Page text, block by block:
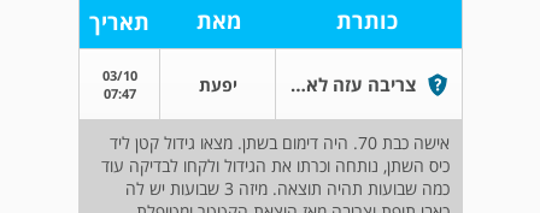
כותרת מאת תאריך
צריבה עזה לאחר הוצאת קטטר יפעת
03/10
07:47
אישה כבת 70. היה דימום בשתן. מצאו גידול קטן ליד
כיס השתן, נותחה וכרתו את הגידול ולקחו לבדיקה עוד
כמה שבועות תהיה תוצאה. מיזה 3 שבועות יש לה